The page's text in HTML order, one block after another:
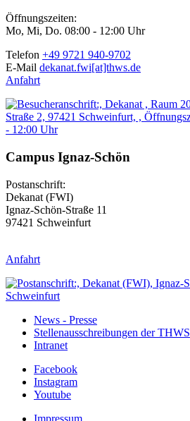
Öffnungszeiten:
Mo, Mi, Do. 08:00 - 12:00 Uhr
Telefon +49 9721 940-9702
E-Mail dekanat.fwi[at]thws.de
Anfahrt
Campus Ignaz-Schön
Postanschrift:
Dekanat (FWI)
Ignaz-Schön-Straße 11
97421 Schweinfurt
Anfahrt
News - Presse
Stellenausschreibungen der THWS
Intranet
Facebook
Instagram
Youtube
Impressum